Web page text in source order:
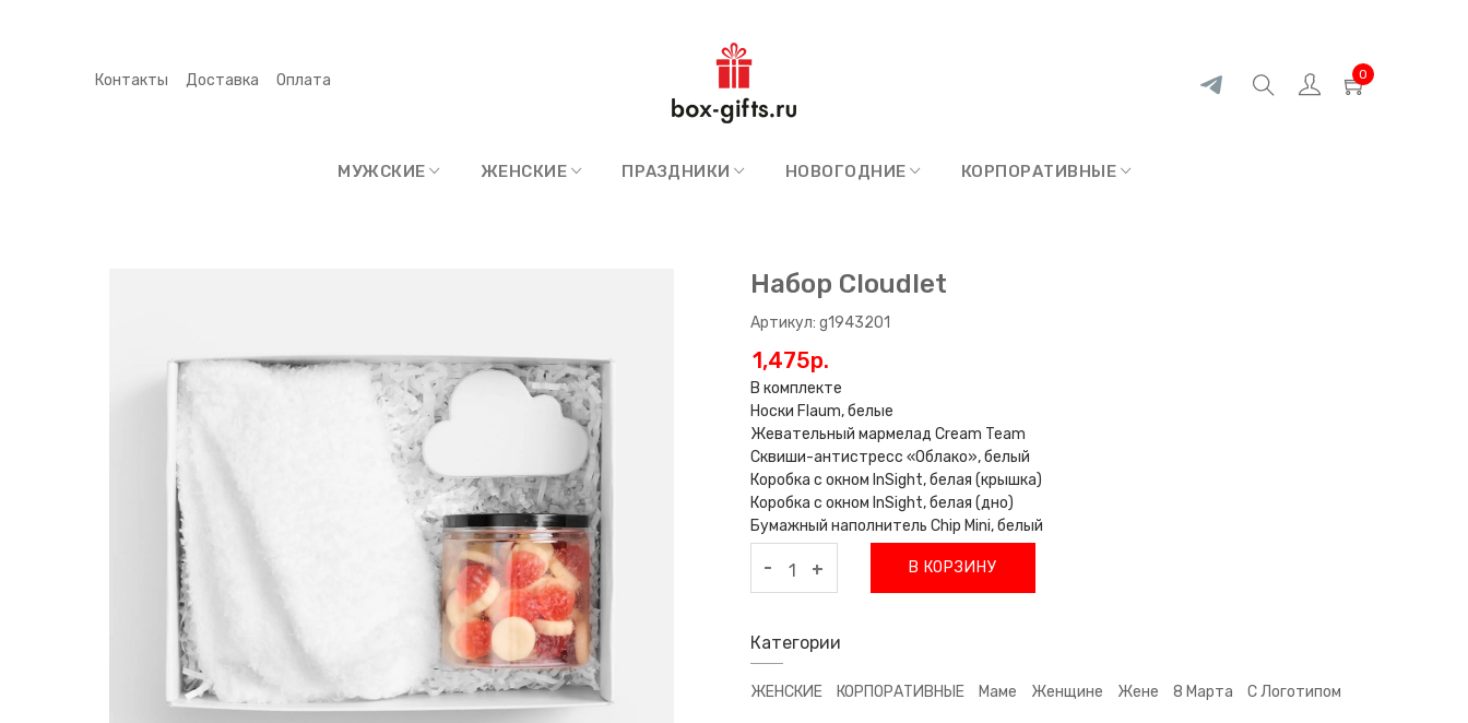
Контакты Доставка Оплата
МУЖСКИЕ ЖЕНСКИЕ ПРАЗДНИКИ НОВОГОДНИЕ КОРПОРАТИВНЫЕ
0
Набор Cloudlet
Артикул: g1943201
1,475p.
В комплекте
Носки Flaum, белые
Жевательный мармелад Cream Team
Сквиши-антистресс «Облако», белый
Коробка с окном InSight, белая (крышка)
Коробка с окном InSight, белая (дно)
Бумажный наполнитель Chip Mini, белый
- + В КОРЗИНУ
Категории
ЖЕНСКИЕ КОРПОРАТИВНЫЕ Маме Женщине Жене 8 Марта С Логотипом